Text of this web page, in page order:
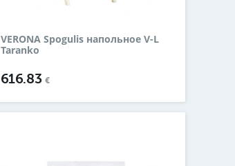
VERONA Spogulis напольное V-L
Taranko
616.83 €